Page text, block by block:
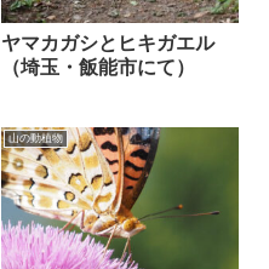
ヤマカガシとヒキガエル
（埼玉・飯能市にて）
山の動植物